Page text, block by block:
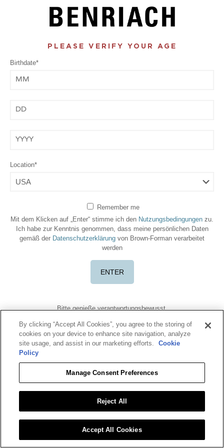
PLEASE VERIFY YOUR AGE
Birthdate*
Location*
Remember me
Mit dem Klicken auf „Enter“ stimme ich den Nutzungsbedingungen zu.
Ich habe zur Kenntnis genommen, dass meine persönlichen Daten
gemäß der Datenschutzerklärung von Brown-Forman verarbeitet
werden
Bitte genieße verantwortungsbewusst.
Nutzungsbedingungen Datenschutzbestimmung
Cookie-Richtlinie
Nährwertangaben
Benriach ist eine eingetragene Marke. ©2026 Benriach. Alle Rechte
Für weitere Informationen klicke bitte aufRESPONSIBLEdrinking.eu
oderOurThinkingAboutDrinking.com
Alle anderen Marken sind Eigentum ihrer jeweiligen Inhaber.
Bitte zeige oder teile diese Inhalte nicht mit Personen unter 18 Jahren.
By clicking “Accept All Cookies”, you agree to the storing of
cookies on your device to enhance site navigation, analyze
site usage, and assist in our marketing efforts.
Cookie
Policy
Manage Consent Preferences
Reject All
Accept All Cookies